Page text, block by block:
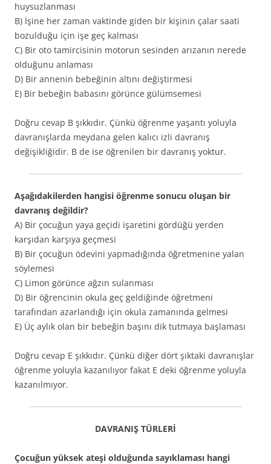
huysuzlanması
B) İşine her zaman vaktinde giden bir kişinin çalar saati
bozulduğu için işe geç kalması
C) Bir oto tamircisinin motorun sesinden arızanın nerede
olduğunu anlaması
D) Bir annenin bebeğinin altını değiştirmesi
E) Bir bebeğin babasını görünce gülümsemesi
Doğru cevap B şıkkıdır. Çünkü öğrenme yaşantı yoluyla
davranışlarda meydana gelen kalıcı izli davranış
değişikliğidir. B de ise öğrenilen bir davranış yoktur.
Aşağıdakilerden hangisi öğrenme sonucu oluşan bir
davranış değildir?
A) Bir çocuğun yaya geçidi işaretini gördüğü yerden
karşıdan karşıya geçmesi
B) Bir çocuğun ödevini yapmadığında öğretmenine yalan
söylemesi
C) Limon görünce ağzın sulanması
D) Bir öğrencinin okula geç geldiğinde öğretmeni
tarafından azarlandığı için okula zamanında gelmesi
E) Üç aylık olan bir bebeğin başını dik tutmaya başlaması
Doğru cevap E şıkkıdır. Çünkü diğer dört şıktaki davranışlar
öğrenme yoluyla kazanılıyor fakat E deki öğrenme yoluyla
kazanılmıyor.
DAVRANIŞ TÜRLERİ
Çocuğun yüksek ateşi olduğunda sayıklaması hangi